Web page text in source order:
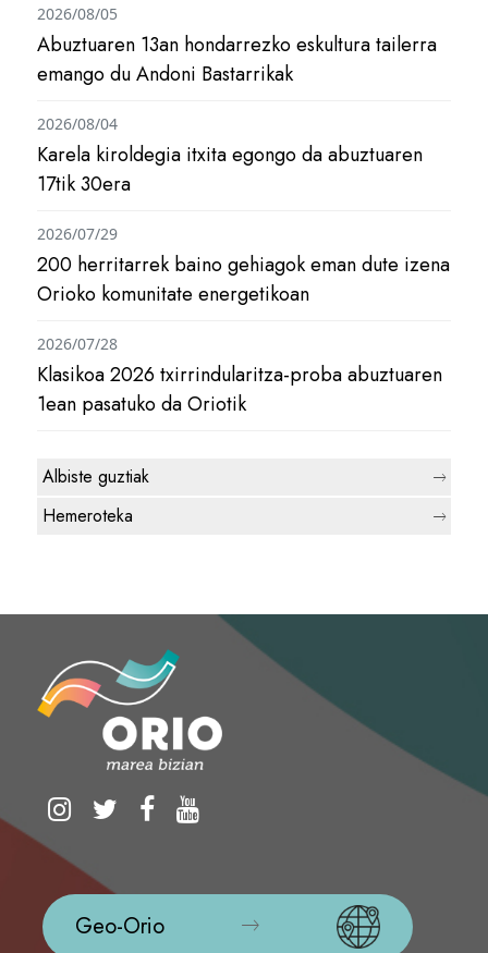
Abuztuaren 13an hondarrezko eskultura tailerra
emango du Andoni Bastarrikak
2026/08/05
Karela kiroldegia itxita egongo da abuztuaren
17tik 30era
2026/08/04
200 herritarrek baino gehiagok eman dute izena
Orioko komunitate energetikoan
2026/07/29
Klasikoa 2026 txirrindularitza-proba abuztuaren
1ean pasatuko da Oriotik
2026/07/28
Albiste guztiak
Hemeroteka
Geo-Orio